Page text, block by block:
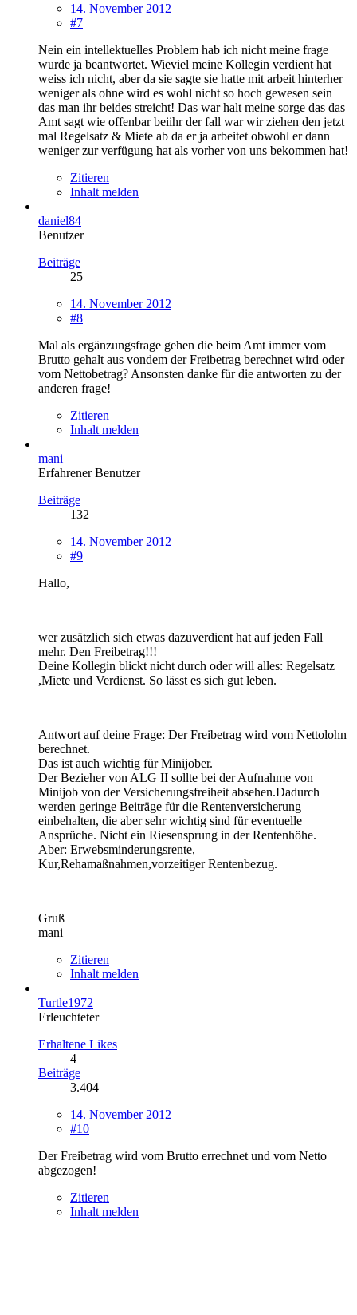
14. November 2012
#7
Nein ein intellektuelles Problem hab ich nicht meine frage
wurde ja beantwortet. Wieviel meine Kollegin verdient hat
weiss ich nicht, aber da sie sagte sie hatte mit arbeit hinterher
weniger als ohne wird es wohl nicht so hoch gewesen sein
das man ihr beides streicht! Das war halt meine sorge das das
Amt sagt wie offenbar beiihr der fall war wir ziehen den jetzt
mal Regelsatz & Miete ab da er ja arbeitet obwohl er dann
weniger zur verfügung hat als vorher von uns bekommen hat!
Zitieren
Inhalt melden
daniel84
Benutzer
Beiträge
25
14. November 2012
#8
Mal als ergänzungsfrage gehen die beim Amt immer vom
Brutto gehalt aus vondem der Freibetrag berechnet wird oder
vom Nettobetrag? Ansonsten danke für die antworten zu der
anderen frage!
Zitieren
Inhalt melden
mani
Erfahrener Benutzer
Beiträge
132
14. November 2012
#9
Hallo,
wer zusätzlich sich etwas dazuverdient hat auf jeden Fall
mehr. Den Freibetrag!!!
Deine Kollegin blickt nicht durch oder will alles: Regelsatz
,Miete und Verdienst. So lässt es sich gut leben.
Antwort auf deine Frage: Der Freibetrag wird vom Nettolohn
berechnet.
Das ist auch wichtig für Minijober.
Der Bezieher von ALG II sollte bei der Aufnahme von
Minijob von der Versicherungsfreiheit absehen.Dadurch
werden geringe Beiträge für die Rentenversicherung
einbehalten, die aber sehr wichtig sind für eventuelle
Ansprüche. Nicht ein Riesensprung in der Rentenhöhe.
Aber: Erwebsminderungsrente,
Kur,Rehamaßnahmen,vorzeitiger Rentenbezug.
Gruß
mani
Zitieren
Inhalt melden
Turtle1972
Erleuchteter
Erhaltene Likes
4
Beiträge
3.404
14. November 2012
#10
Der Freibetrag wird vom Brutto errechnet und vom Netto
abgezogen!
Zitieren
Inhalt melden